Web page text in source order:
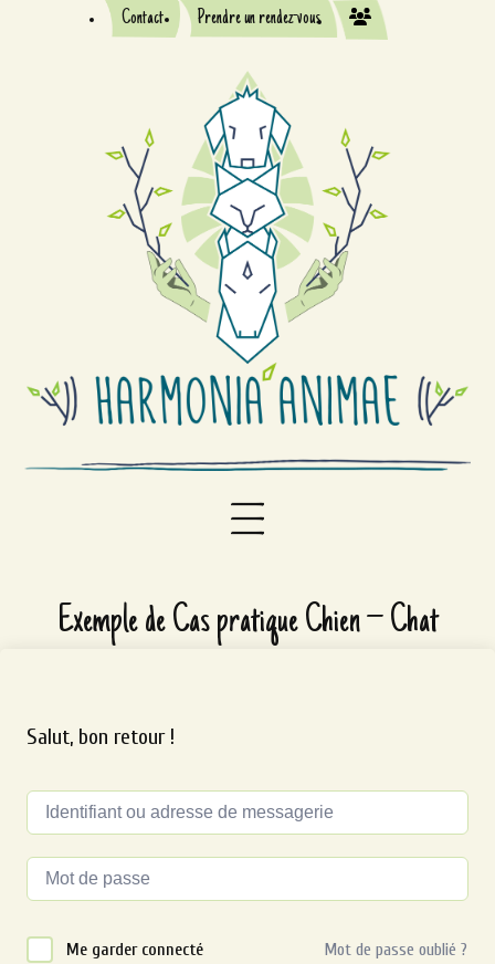
Contact Prendre un rendez-vous
Exemple de Cas pratique Chien – Chat
Salut, bon retour !
Alternative:Me garder connecté Mot de passe oublié ?